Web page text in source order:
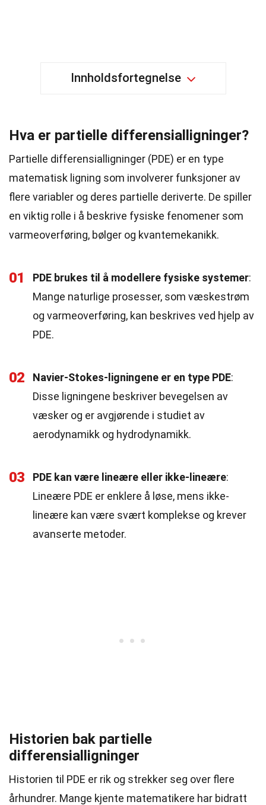
Innholdsfortegnelse
Hva er partielle differensialligninger?
Partielle differensialligninger (PDE) er en type
matematisk ligning som involverer funksjoner av
flere variabler og deres partielle deriverte. De spiller
en viktig rolle i å beskrive fysiske fenomener som
varmeoverføring, bølger og kvantemekanikk.
01 PDE brukes til å modellere fysiske systemer:
Mange naturlige prosesser, som væskestrøm
og varmeoverføring, kan beskrives ved hjelp av
PDE.
02 Navier-Stokes-ligningene er en type PDE:
Disse ligningene beskriver bevegelsen av
væsker og er avgjørende i studiet av
aerodynamikk og hydrodynamikk.
03 PDE kan være lineære eller ikke-lineære:
Lineære PDE er enklere å løse, mens ikke-
lineære kan være svært komplekse og krever
avanserte metoder.
Historien bak partielle
differensialligninger
Historien til PDE er rik og strekker seg over flere
århundrer. Mange kjente matematikere har bidratt